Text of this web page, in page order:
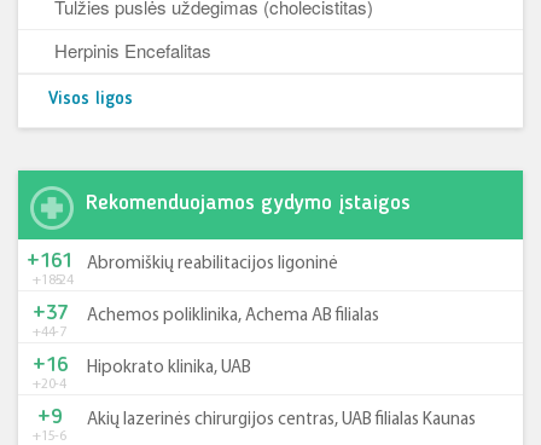
Tulžies puslės uždegimas (cholecistitas)
Herpinis Encefalitas
Visos ligos
Rekomenduojamos gydymo įstaigos
+185-24
+161 Abromiškių reabilitacijos ligoninė
+44-7
+37 Achemos poliklinika, Achema AB filialas
+20-4
+16 Hipokrato klinika, UAB
+15-6
+9 Akių lazerinės chirurgijos centras, UAB filialas Kaunas